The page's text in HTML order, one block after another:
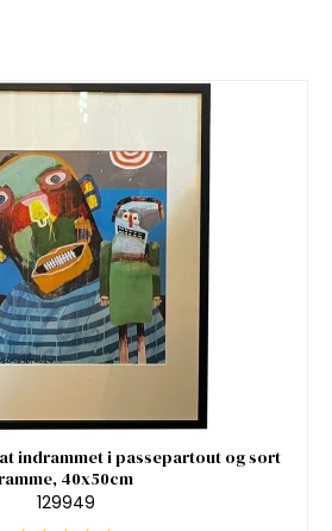
indrammet i passepartout og sort
40x50cm
129949